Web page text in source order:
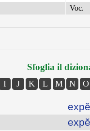
Voc.
Sfoglia il
I J K L M N O